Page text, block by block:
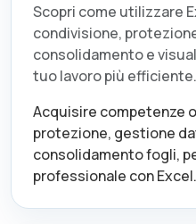
Scopri come utilizzare
condivisione,
consolidamento e
tuo lavoro più efficiente.
Acquisire competenze
protezione, gestione
consolidamento fogli,
professionale con Excel.